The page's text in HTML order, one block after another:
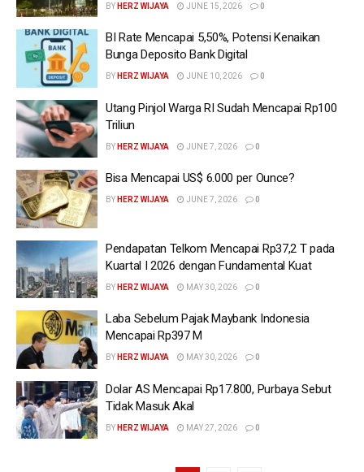
BY HERZ WIJAYA JUNE 15, 2026 0
BI Rate Mencapai 5,50%, Potensi Kenaikan
Bunga Deposito Bank Digital
BY HERZ WIJAYA JUNE 10, 2026 0
Utang Pinjol Warga RI Sudah Mencapai Rp100
Triliun
BY HERZ WIJAYA JUNE 7, 2026 0
Bisa Mencapai US$ 6.000 per Ounce?
BY HERZ WIJAYA JUNE 7, 2026 0
Pendapatan Telkom Mencapai Rp37,2 T pada
Kuartal I 2026 dengan Fundamental Kuat
BY HERZ WIJAYA MAY 30, 2026 0
Laba Sebelum Pajak Maybank Indonesia
Mencapai Rp397 M
BY HERZ WIJAYA MAY 30, 2026 0
Dolar AS Mencapai Rp17.800, Purbaya Sebut
Tidak Masuk Akal
BY HERZ WIJAYA MAY 27, 2026 0